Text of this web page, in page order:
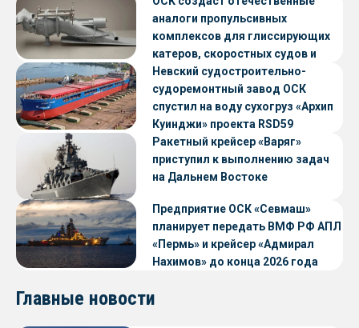
аналоги пропульсивных
комплексов для глиссирующих
катеров, скоростных судов и
судов с малой осадкой
Невский судостроительно-
судоремонтный завод ОСК
спустил на воду сухогруз «Архип
Куинджи» проекта RSD59
Ракетный крейсер «Варяг»
приступил к выполнению задач
на Дальнем Востоке
Предприятие ОСК «Севмаш»
планирует передать ВМФ РФ АПЛ
«Пермь» и крейсер «Адмирал
Нахимов» до конца 2026 года
Главные новости